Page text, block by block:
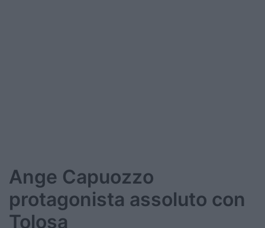
Ange Capuozzo
protagonista assoluto con
Tolosa